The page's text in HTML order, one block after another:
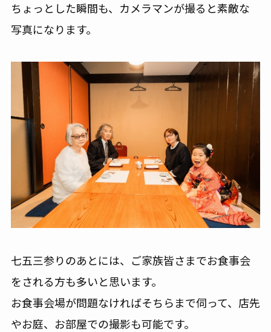
ちょっとした瞬間も、カメラマンが撮ると素敵な
写真になります。
七五三参りのあとには、ご家族皆さまでお食事会
をされる方も多いと思います。
お食事会場が問題なければそちらまで伺って、店先
やお庭、お部屋での撮影も可能です。